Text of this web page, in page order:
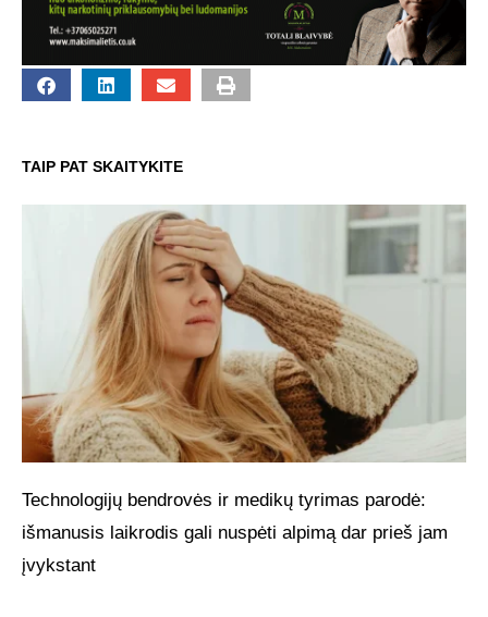
TAIP PAT SKAITYKITE
Technologijų bendrovės ir medikų tyrimas parodė:
išmanusis laikrodis gali nuspėti alpimą dar prieš jam
įvykstant